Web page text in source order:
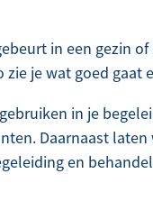
in een gezin
je wat goed gaat
in je
Daarnaast
en